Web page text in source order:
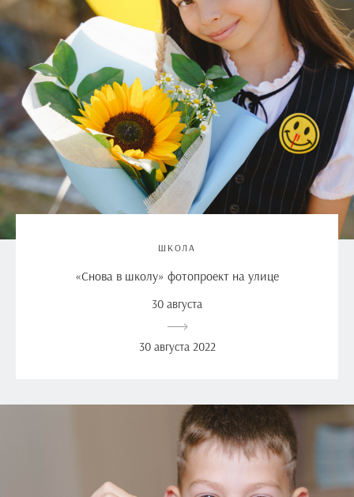
ШКОЛА
«Снова в школу» фотопроект на улице
30 августа
30 августа 2022